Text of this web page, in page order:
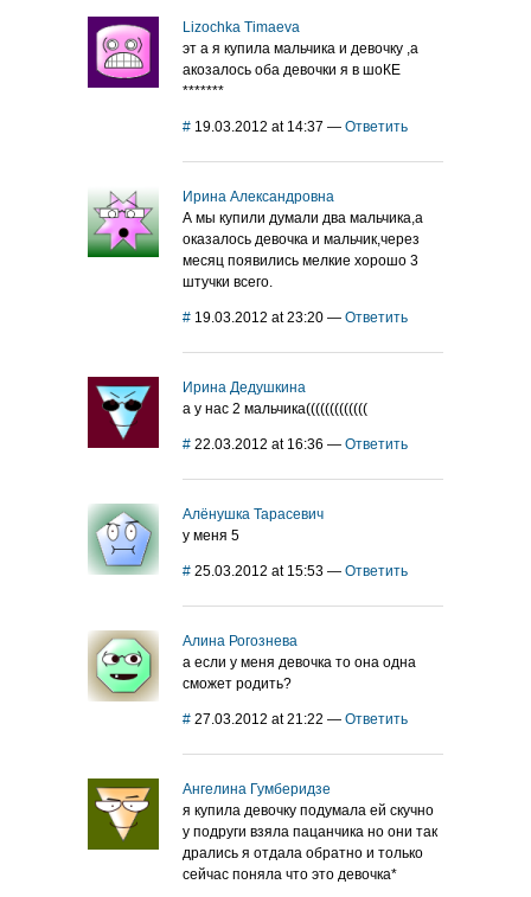
Lizochka Timaeva
эт а я купила мальчика и девочку ,а
акозалось оба девочки я в шоКЕ
*******
# 19.03.2012 at 14:37 — Ответить
Ирина Александровна
А мы купили думали два мальчика,а
оказалось девочка и мальчик,через
месяц появились мелкие хорошо 3
штучки всего.
# 19.03.2012 at 23:20 — Ответить
Ирина Дедушкина
а у нас 2 мальчика(((((((((((((
# 22.03.2012 at 16:36 — Ответить
Алёнушка Тарасевич
у меня 5
# 25.03.2012 at 15:53 — Ответить
Алина Рогознева
а если у меня девочка то она одна
сможет родить?
# 27.03.2012 at 21:22 — Ответить
Ангелина Гумберидзе
я купила девочку подумала ей скучно
у подруги взяла пацанчика но они так
дрались я отдала обратно и только
сейчас поняла что это девочка*